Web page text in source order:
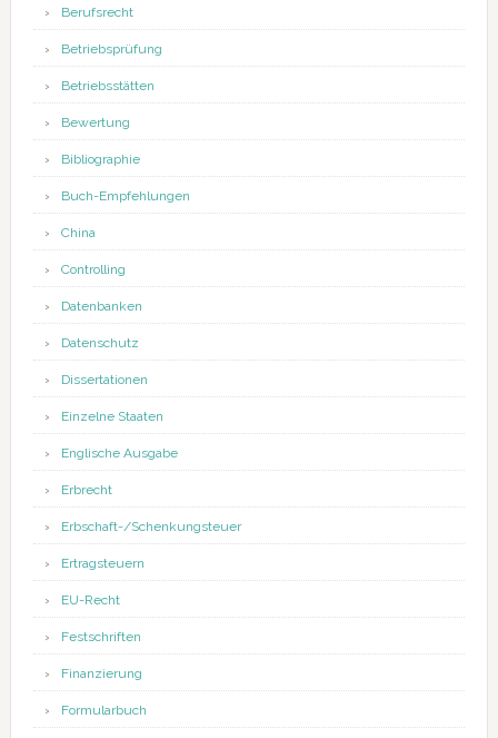
Berufsrecht
Betriebsprüfung
Betriebsstätten
Bewertung
Bibliographie
Buch-Empfehlungen
China
Controlling
Datenbanken
Datenschutz
Dissertationen
Einzelne Staaten
Englische Ausgabe
Erbrecht
Erbschaft-/Schenkungsteuer
Ertragsteuern
EU-Recht
Festschriften
Finanzierung
Formularbuch